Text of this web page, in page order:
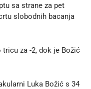
sa strane za pet
slobodnih bacanja
za -2, dok je Božić
Luka Božić s 34